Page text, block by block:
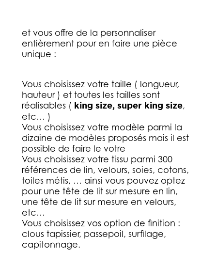
et vous offre de la personnaliser
entièrement pour en faire une pièce
unique :
Vous choisissez votre taille ( longueur,
hauteur ) et toutes les tailles sont
réalisables ( king size, super king size,
etc… )
Vous choisissez votre modèle parmi la
dizaine de modèles proposés mais il est
possible de faire le votre
Vous choisissez votre tissu parmi 300
références de lin, velours, soies, cotons,
toiles métis, … ainsi vous pouvez optez
pour une tête de lit sur mesure en lin,
une tête de lit sur mesure en velours,
etc…
Vous choisissez vos option de finition :
clous tapissier, passepoil, surfilage,
capitonnage.